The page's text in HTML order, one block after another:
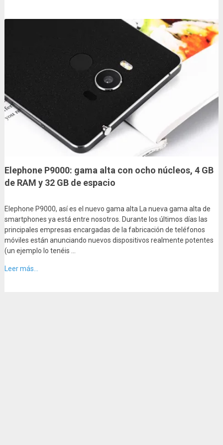
Elephone P9000: gama alta con ocho núcleos, 4 GB
de RAM y 32 GB de espacio
Elephone P9000, así es el nuevo gama alta La nueva gama alta de
smartphones ya está entre nosotros. Durante los últimos días las
principales empresas encargadas de la fabricación de teléfonos
móviles están anunciando nuevos dispositivos realmente potentes
(un ejemplo lo tenéis …
Leer más...